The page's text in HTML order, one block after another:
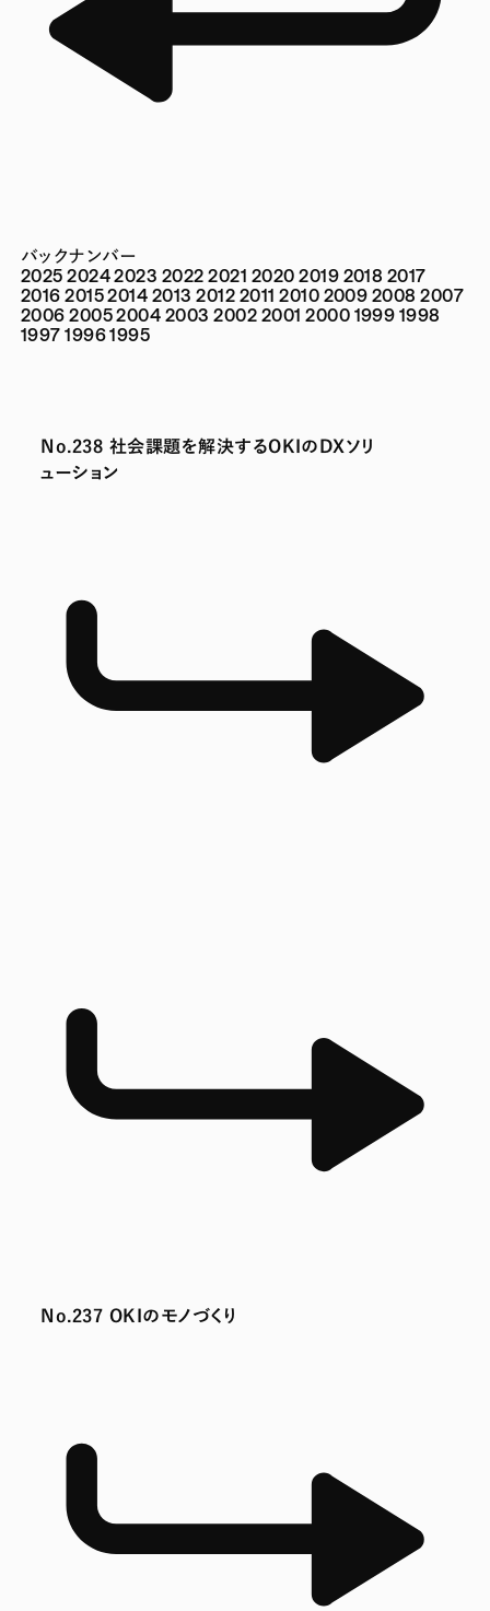
バックナンバー
2025 20242023 2022 2021 2020 2019 2018 2017
2016 20152014 2013 2012 2011 2010 2009 2008 2007
2006 20052004 2003 2002 2001 2000 1999 1998
1997 19961995
No.238 社会課題を解決するOKIのDXソリ
ューション
No.237 OKIのモノづくり